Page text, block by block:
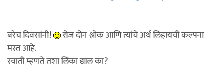
बरेच दिवसांनी!
रोज दोन श्लोक आणि त्यांचे अर्थ लिहायची कल्पना
मस्त आहे.
स्वाती म्हणते तशा लिंका द्याल का?